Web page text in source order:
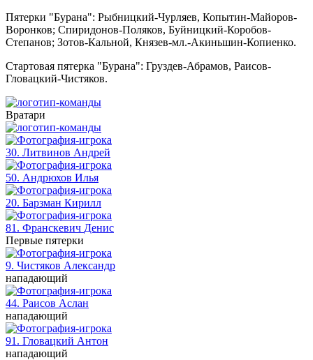
Пятерки "Бурана": Рыбницкий-Чурляев, Копытин-Майоров-
Воронков; Спиридонов-Поляков, Буйницкий-Коробов-
Степанов; Зотов-Кальной, Князев-мл.-Акиньшин-Копиенко.
Стартовая пятерка "Бурана": Груздев-Абрамов, Раисов-
Гловацкий-Чистяков.
Вратари
30. Литвинов Андрей
50. Андрюхов Илья
20. Барзман Кирилл
81. Франскевич Денис
Первые пятерки
9. Чистяков Александр
нападающий
44. Раисов Аслан
нападающий
91. Гловацкий Антон
нападающий